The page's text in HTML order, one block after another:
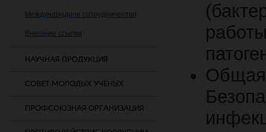
Международное сотрудничество
Внешние ссылки
НАУЧНАЯ ПРОДУКЦИЯ
СОВЕТ МОЛОДЫХ УЧЕНЫХ
ПРОФСОЮЗНАЯ ОРГАНИЗАЦИЯ